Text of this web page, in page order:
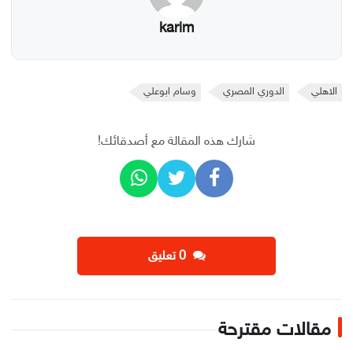
karim
الاهلي الدوري المصري وسام ابوعلي
شارك هذه المقالة مع أصدقائك!
‫0 تعليق
مقالات مقترحة